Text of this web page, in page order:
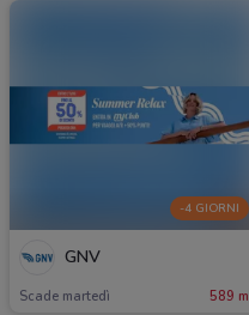
-4 GIORNI
GNV
Scade martedì 589 m